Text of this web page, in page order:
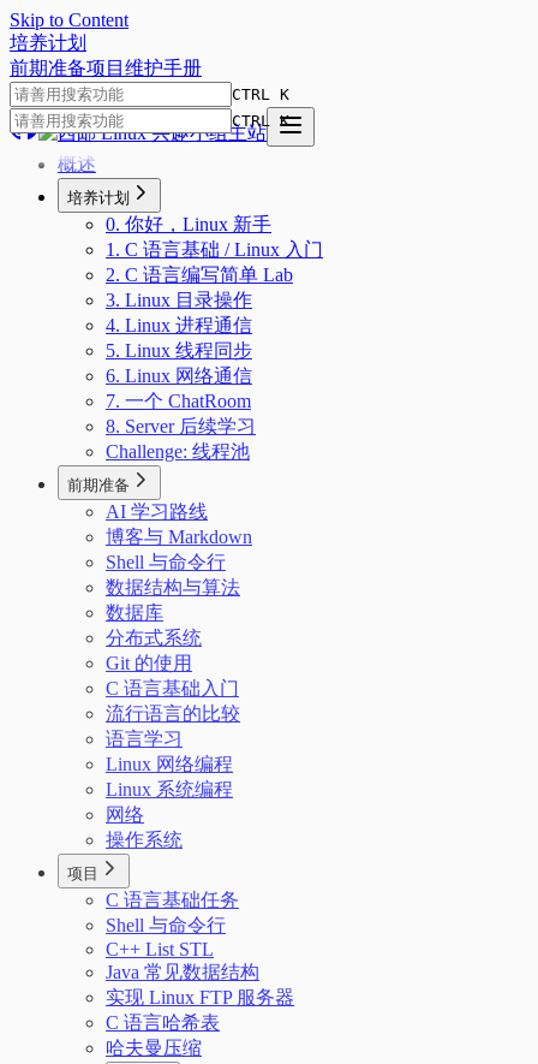
Skip to Content
培养计划
前期准备项目 维护手册
CTRL K
CTRL K
概述
培养计划
0. 你好，Linux 新手
1. C 语言基础 / Linux 入门
2. C 语言编写简单 Lab
3. Linux 目录操作
4. Linux 进程通信
5. Linux 线程同步
6. Linux 网络通信
7. 一个 ChatRoom
8. Server 后续学习
Challenge: 线程池
前期准备
AI 学习路线
博客与 Markdown
Shell 与命令行
数据结构与算法
数据库
分布式系统
Git 的使用
C 语言基础入门
流行语言的比较
语言学习
Linux 网络编程
Linux 系统编程
网络
操作系统
项目
C 语言基础任务
Shell 与命令行
C++ List STL
Java 常见数据结构
实现 Linux FTP 服务器
C 语言哈希表
哈夫曼压缩